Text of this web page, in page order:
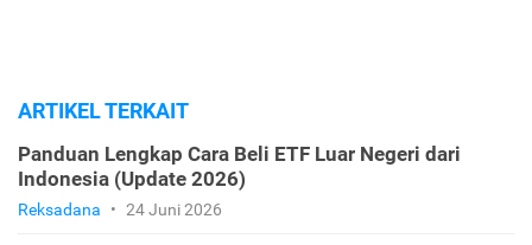
ARTIKEL TERKAIT
Panduan Lengkap Cara Beli ETF Luar Negeri dari
Indonesia (Update 2026)
Reksadana • 24 Juni 2026